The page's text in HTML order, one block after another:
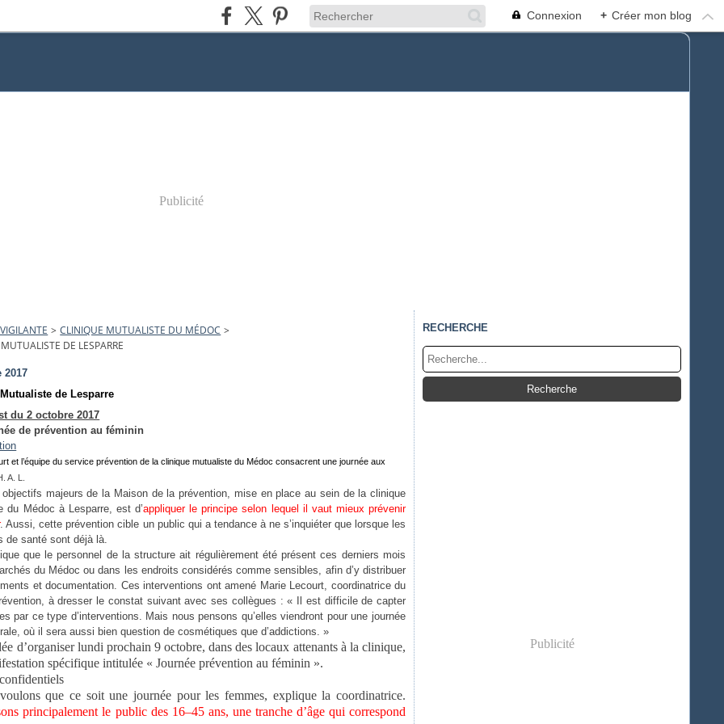
Connexion + Créer mon blog
Publicité
> CLINIQUE MUTUALISTE DU MÉDOC >
DE LESPARRE
2017
de Lesparre
du 2 octobre 2017
de prévention au féminin
et l’équipe du service prévention de la clinique mutualiste du Médoc consacrent une journée aux
A. L.
objectifs majeurs de la Maison de la prévention, mise en place au sein de la clinique
du Médoc à Lesparre, est d’appliquer le principe selon lequel il vaut mieux prévenir
. Aussi, cette prévention cible un public qui a tendance à ne s’inquiéter que lorsque les
de santé sont déjà là.
que le personnel de la structure ait régulièrement été présent ces derniers mois
du Médoc ou dans les endroits considérés comme sensibles, afin d’y distribuer
et documentation. Ces interventions ont amené Marie Lecourt, coordinatrice du
à dresser le constat suivant avec ses collègues : « Il est difficile de capter
par ce type d’interventions. Mais nous pensons qu’elles viendront pour une journée
où il sera aussi bien question de cosmétiques que d’addictions. »
d’organiser lundi prochain 9 octobre, dans des locaux attenants à la clinique,
spécifique intitulée « Journée prévention au féminin ».
que ce soit une journée pour les femmes, explique la coordinatrice.
principalement le public des 16–45 ans, une tranche d’âge qui correspond
RECHERCHE
Publicité